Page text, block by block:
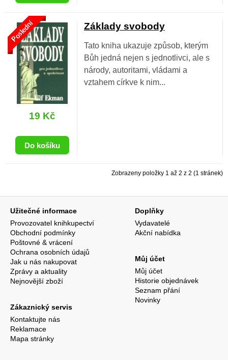
Poslední
19 Kč
Základy svobody
Tato kniha ukazuje způsob, kterým
Bůh jedná nejen s jednotlivci, ale s
národy, autoritami, vládami a
vztahem církve k nim...
Zobrazeny položky 1 až 2 z 2 (1 stránek)
Užitečné informace
Provozovatel knihkupectví
Obchodní podmínky
Poštovné & vrácení
Ochrana osobních údajů
Jak u nás nakupovat
Zprávy a aktuality
Nejnovější zboží
Zákaznický servis
Kontaktujte nás
Reklamace
Mapa stránky
Doplňky
Vydavatelé
Akční nabídka
Můj účet
Můj účet
Historie objednávek
Seznam přání
Novinky